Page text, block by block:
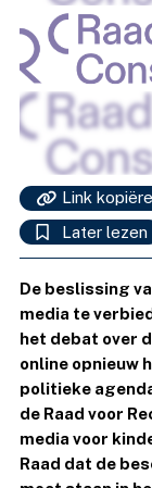
Link
Later lezen
De beslissing
media te
het debat over
online opnieuw
politieke
de Raad voor
media voor
Raad dat de